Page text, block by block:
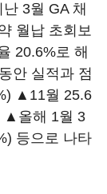
3월 GA 채
월납 초회보
20.6%로 해
안 실적과 점
▲11월 25.6
▲올해 1월 3
등으로 나타